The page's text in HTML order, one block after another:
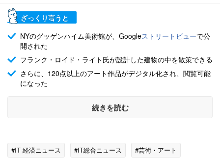
ざっくり言うと
NYのグッゲンハイム美術館が、Googleストリートビューで公
開された
フランク・ロイド・ライト氏が設計した建物の中を散策できる
さらに、120点以上のアート作品がデジタル化され、閲覧可能
になった
続きを読む
#IT 経済ニュース #IT総合ニュース
#芸術・アート